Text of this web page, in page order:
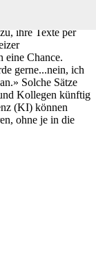
ihre Texte per
eine Chance.
gerne...nein, ich
Solche Sätze
Kollegen künftig
(KI) können
ohne je in die